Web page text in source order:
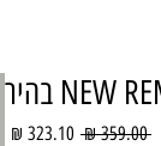
‏359.00 ‏₪
מחיר